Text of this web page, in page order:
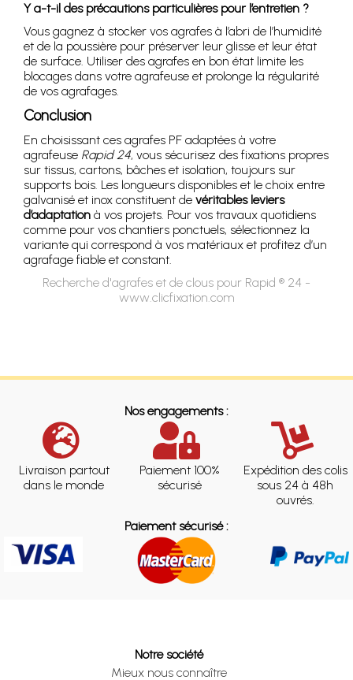
Y a-t-il des précautions particulières pour l’entretien ?
Vous gagnez à stocker vos agrafes à l’abri de l’humidité
et de la poussière pour préserver leur glisse et leur état
de surface. Utiliser des agrafes en bon état limite les
blocages dans votre agrafeuse et prolonge la régularité
de vos agrafages.
Conclusion
En choisissant ces agrafes PF adaptées à votre
agrafeuse Rapid 24, vous sécurisez des fixations propres
sur tissus, cartons, bâches et isolation, toujours sur
supports bois. Les longueurs disponibles et le choix entre
galvanisé et inox constituent de véritables leviers
d’adaptation à vos projets. Pour vos travaux quotidiens
comme pour vos chantiers ponctuels, sélectionnez la
variante qui correspond à vos matériaux et profitez d’un
agrafage fiable et constant.
Recherche d'agrafes et de clous pour Rapid ® 24 -
www.clicfixation.com
Nos engagements :
Livraison partout
dans le monde
Paiement 100%
sécurisé
Expédition des colis
sous 24 à 48h
ouvrés.
Paiement sécurisé :
Notre société
Mieux nous connaître